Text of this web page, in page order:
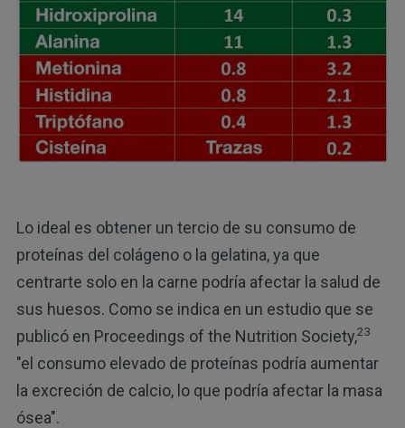
Lo ideal es obtener un tercio de su consumo de
proteínas del colágeno o la gelatina, ya que
centrarte solo en la carne podría afectar la salud de
sus huesos. Como se indica en un estudio que se
publicó en Proceedings of the Nutrition Society,23
"el consumo elevado de proteínas podría aumentar
la excreción de calcio, lo que podría afectar la masa
ósea".